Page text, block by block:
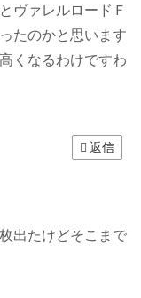
ヴァレルロードＦ
たのかと思います
くなるわけですわ
返信
出たけどそこまで